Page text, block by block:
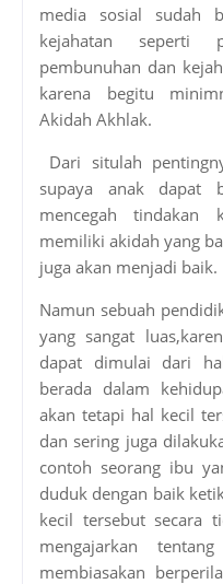
media sosial sudah
kejahatan seperti
pembunuhan dan
karena begitu
Akidah Akhlak.
Dari situlah
supaya anak dapat
mencegah tindakan
memiliki akidah yang
juga akan menjadi baik.
Namun sebuah
yang sangat
dapat dimulai dari
berada dalam
akan tetapi hal kecil
dan sering juga
contoh seorang ibu
duduk dengan baik
kecil tersebut secara
mengajarkan
membiasakan